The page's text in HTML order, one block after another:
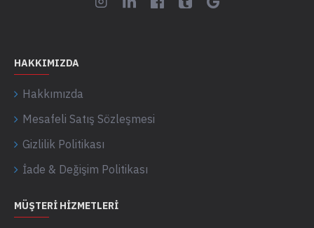
HAKKIMIZDA
Hakkımızda
Mesafeli Satış Sözleşmesi
Gizlilik Politikası
İade & Değişim Politikası
MÜŞTERI HIZMETLERI